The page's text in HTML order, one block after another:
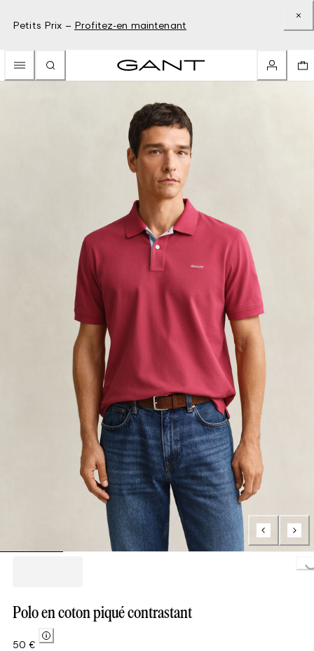
Petits Prix – Profitez-en maintenant
Loading...
Polo en coton piqué contrastant
50 €